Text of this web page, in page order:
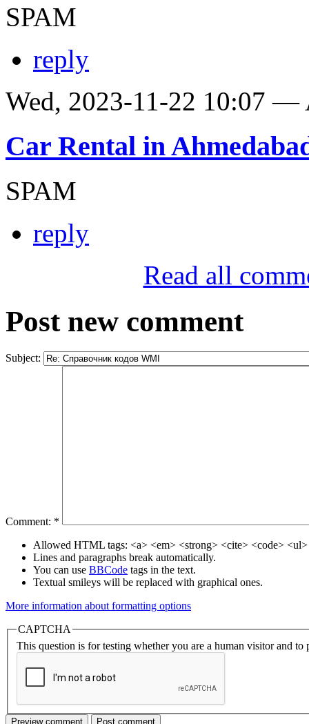
SPAM
reply
Wed, 2023-11-22 10:07 —
Car Rental in
SPAM
reply
Read all
Post new comment
Subject:
Comment: *
Allowed HTML tags: <a> <em> <strong> <cite> <code>
Lines and paragraphs break automatically.
You can use BBCode tags in the text.
Textual smileys will be replaced with graphical ones.
More information about formatting options
CAPTCHA
This question is for testing whether you are a human visitor and to